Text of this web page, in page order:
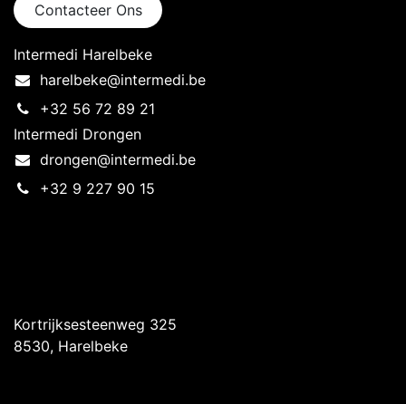
Contacteer Ons
Intermedi Harelbeke
harelbeke@intermedi.be
+32 56 72 89 21
Intermedi Drongen
drongen@intermedi.be
+32 9 227 90 15
Kortrijksesteenweg 325
8530, Harelbeke